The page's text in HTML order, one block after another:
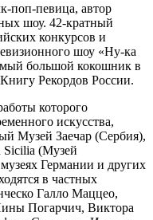
поп-певица, автор
шоу. 42-кратный
конкурсов и
шоу «Ну-ка
большой кокошник в
Рекордов России.
которого
искусства,
Музей Заечар (Сербия),
Sicilia (Музей
Германии и других
в частных
Галло Маццео,
Погарчич, Виктора